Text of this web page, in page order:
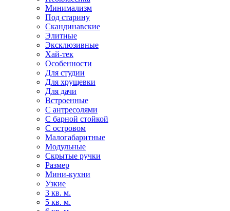
Минимализм
Под старину
Скандинавские
Элитные
Эксклюзивные
Хай-тек
Особенности
Для студии
Для хрущевки
Для дачи
Встроенные
С антресолями
С барной стойкой
С островом
Малогабаритные
Модульные
Скрытые ручки
Размер
Мини-кухни
Узкие
3 кв. м.
5 кв. м.